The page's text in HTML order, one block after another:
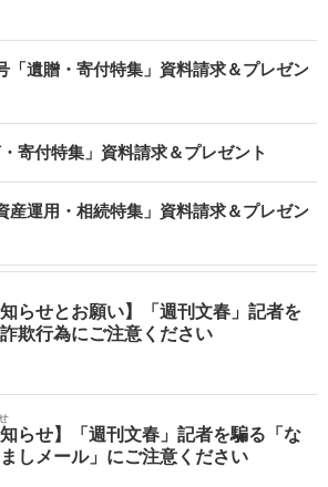
「遺贈・寄付特集」資料請求＆プレゼン
寄付特集」資料請求＆プレゼント
産運用・相続特集」資料請求＆プレゼン
知らせとお願い】「週刊文春」記者を
欺行為にご注意ください
知らせ】「週刊文春」記者を騙る「な
しメール」にご注意ください